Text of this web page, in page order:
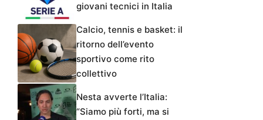
giovani tecnici in Italia
Calcio, tennis e basket: il
ritorno dell’evento
sportivo come rito
collettivo
Nesta avverte l’Italia:
“Siamo più forti, ma si